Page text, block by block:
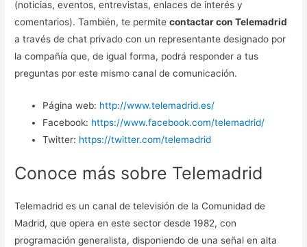
(noticias, eventos, entrevistas, enlaces de interés y
comentarios). También, te permitecontactar con Telemadrid
a través de chat privado con un representante designado por
la compañía que, de igual forma, podrá responder a tus
preguntas por este mismo canal de comunicación.
Página web: http://www.telemadrid.es/
Facebook: https://www.facebook.com/telemadrid/
Twitter: https://twitter.com/telemadrid
Conoce más sobre Telemadrid
Telemadrid es un canal de televisión de la Comunidad de
Madrid, que opera en este sector desde 1982, con
programación generalista, disponiendo de una señal en alta